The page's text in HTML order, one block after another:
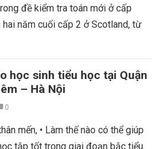
đề kiểm tra toán mới ở cấp
hai năm cuối cấp 2 ở Scotland, từ
học sinh tiểu học tại Quận
– Hà Nội
0
mến, • Làm thế nào có thể giúp
tập tốt trong giai đoạn bậc tiểu